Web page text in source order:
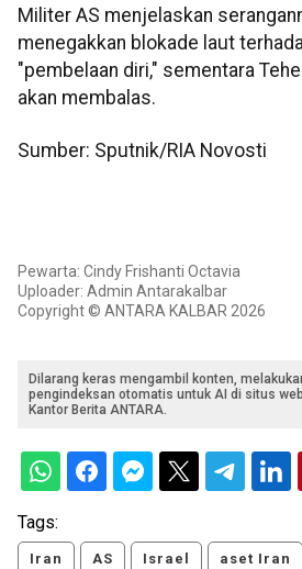
Militer AS menjelaskan
menegakkan blokade laut
"pembelaan diri," sementara
akan membalas.
Sumber: Sputnik/RIA Novosti
Pewarta: Cindy Frishanti Octavia
Uploader: Admin Antarakalbar
Copyright © ANTARA KALBAR 2026
Dilarang keras mengambil konten,
pengindeksan otomatis untuk AI di situs
Kantor Berita ANTARA.
Tags:
Iran AS Israel aset Iran